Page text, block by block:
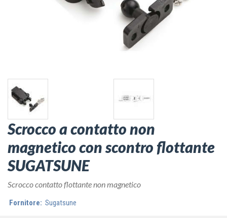
Scrocco a contatto non
magnetico con scontro flottante
SUGATSUNE
Scrocco contatto flottante non magnetico
Fornitore: Sugatsune